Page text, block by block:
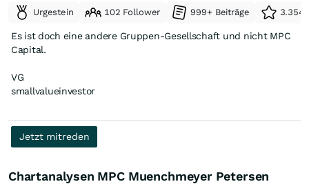
Urgestein 102 Follower 999+ Beiträge 3.354
Es ist doch eine andere Gruppen-Gesellschaft und nicht MPC
Capital.
VG
smallvalueinvestor
Jetzt mitreden
Chartanalysen MPC Muenchmeyer Petersen